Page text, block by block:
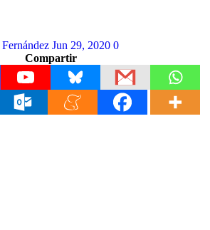
Jun 29, 2020 0
Compartir